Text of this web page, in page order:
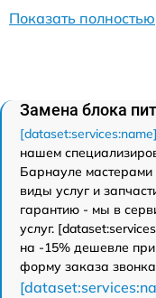
Показать полностью
Замена блока
нашем
Барнауле мастерами
виды услуг и
гарантию - мы в
услуг.
на -15% дешевле
форму заказа